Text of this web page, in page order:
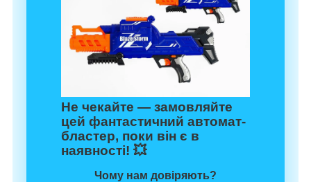
Не чекайте — замовляйте
цей фантастичний автомат-
бластер, поки він є в
наявності! 💥
Чому нам довіряють?